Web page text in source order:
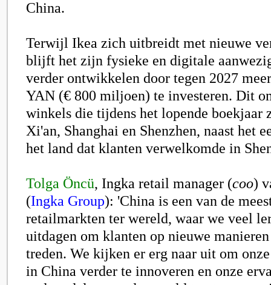
China.
Terwijl Ikea zich uitbreidt met nieuwe
blijft het zijn fysieke en digitale
verder ontwikkelen door tegen 2027
YAN (€ 800 miljoen) te investeren. Dit
winkels die tijdens het lopende boekjaar
Xi'an, Shanghai en Shenzhen, naast het
het land dat klanten verwelkomde in
Tolga Öncü, Ingka retail manager (coo)
(Ingka Group): 'China is een van de
retailmarkten ter wereld, waar we veel
uitdagen om klanten op nieuwe
treden. We kijken er erg naar uit om
in China verder te innoveren en onze